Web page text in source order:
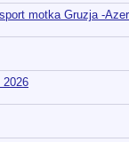
motka Gruzja -